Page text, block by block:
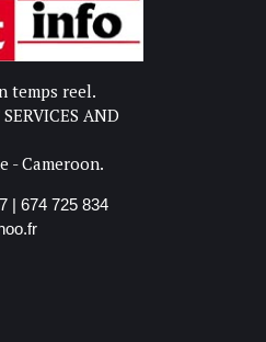
temps reel.
AND
- Cameroon.
| 674 725 834